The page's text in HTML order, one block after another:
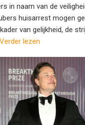
in naam van de
huisarrest mogen
van gelijkheid, de
Verder lezen